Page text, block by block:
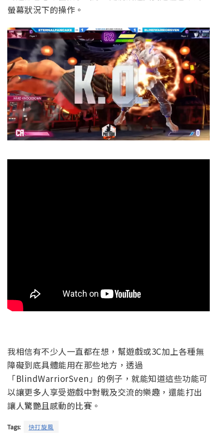
螢幕狀況下的操作。
我相信有不少人一直都在想，幫遊戲或3C加上各種無
障礙到底具體能用在那些地方，透過
「BlindWarriorSven」的例子，就能知道這些功能可
以讓更多人享受遊戲中對戰及交流的樂趣，還能打出
讓人驚艷且感動的比賽。
Tags: 快打旋風